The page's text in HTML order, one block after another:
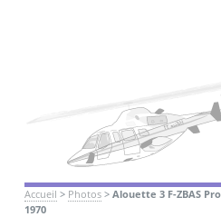
Accueil > Photos> Alouette 3 F-ZBAS
1970